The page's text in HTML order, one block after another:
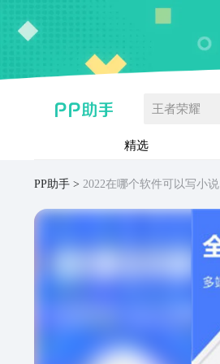
王者荣耀
精选
PP助手 2022在哪个软件可以写小说